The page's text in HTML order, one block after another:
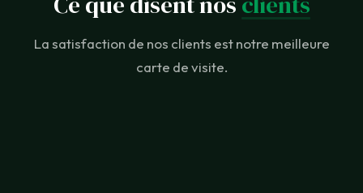
La satisfaction de nos clients est notre meilleure
carte de visite.